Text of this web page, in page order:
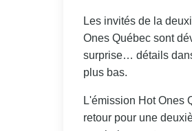
Les invités de la
Ones Québec sont
surprise… détails
plus bas.
L'émission Hot Ones
retour pour une